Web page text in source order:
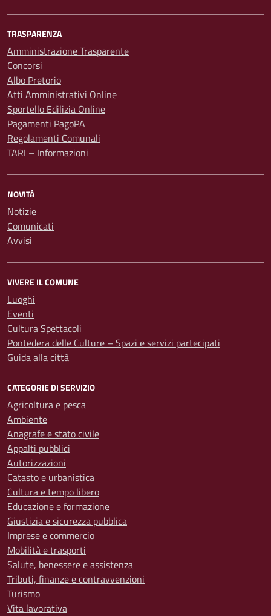
TRASPARENZA
Amministrazione Trasparente
Concorsi
Albo Pretorio
Atti Amministrativi Online
Sportello Edilizia Online
Pagamenti PagoPA
Regolamenti Comunali
TARI – Informazioni
NOVITÀ
Notizie
Comunicati
Avvisi
VIVERE IL COMUNE
Luoghi
Eventi
Cultura Spettacoli
Pontedera delle Culture – Spazi e servizi partecipati
Guida alla città
CATEGORIE DI SERVIZIO
Agricoltura e pesca
Ambiente
Anagrafe e stato civile
Appalti pubblici
Autorizzazioni
Catasto e urbanistica
Cultura e tempo libero
Educazione e formazione
Giustizia e sicurezza pubblica
Imprese e commercio
Mobilità e trasporti
Salute, benessere e assistenza
Tributi, finanze e contravvenzioni
Turismo
Vita lavorativa